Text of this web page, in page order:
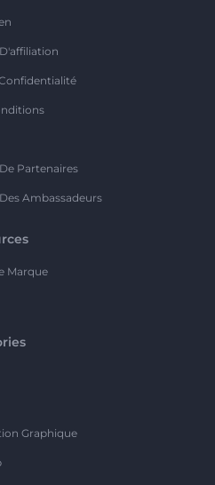
Partenaires
Ambassadeurs
Marque
Graphique